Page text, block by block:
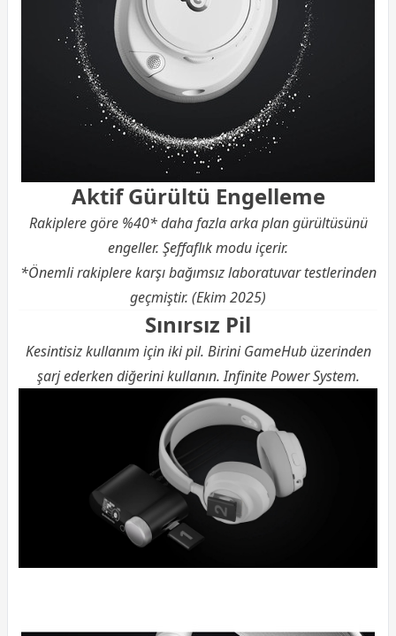
Aktif Gürültü Engelleme
Rakiplere göre %40* daha fazla arka plan gürültüsünü
engeller. Şeffaflık modu içerir.
*Önemli rakiplere karşı bağımsız laboratuvar testlerinden
geçmiştir. (Ekim 2025)
Sınırsız Pil
Kesintisiz kullanım için iki pil. Birini GameHub üzerinden
şarj ederken diğerini kullanın. Infinite Power System.